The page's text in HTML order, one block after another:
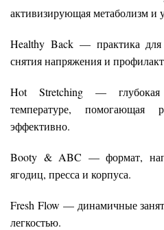
активизирующая метаболизм и
Healthy Back — практика
снятия напряжения и
Hot Stretching —
температуре,
эффективно.
Booty & ABC — формат,
ягодиц, пресса и корпуса.
Fresh Flow — динамичные
легкостью.